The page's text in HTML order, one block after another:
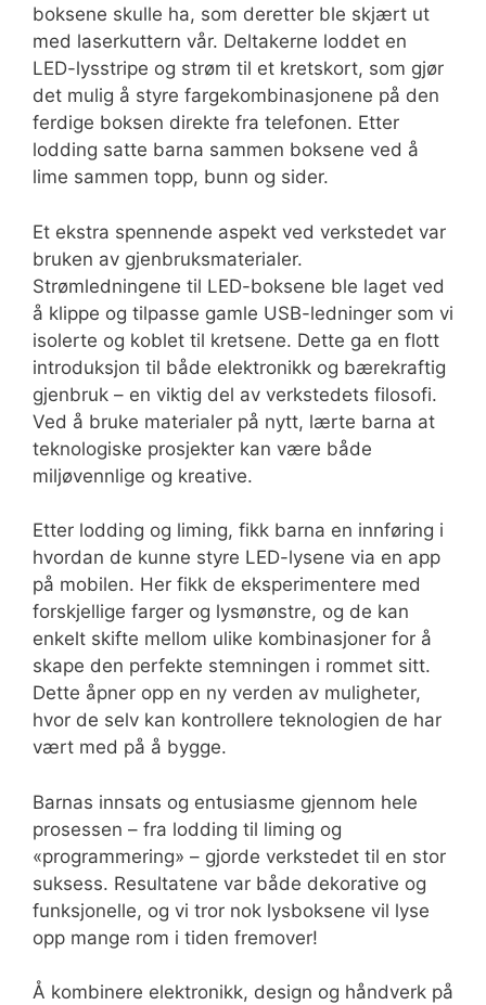
boksene skulle ha, som deretter ble skjært ut
med laserkuttern vår. Deltakerne loddet en
LED-lysstripe og strøm til et kretskort, som gjør
det mulig å styre fargekombinasjonene på den
ferdige boksen direkte fra telefonen. Etter
lodding satte barna sammen boksene ved å
lime sammen topp, bunn og sider.
Et ekstra spennende aspekt ved verkstedet var
bruken av gjenbruksmaterialer.
Strømledningene til LED-boksene ble laget ved
å klippe og tilpasse gamle USB-ledninger som vi
isolerte og koblet til kretsene. Dette ga en flott
introduksjon til både elektronikk og bærekraftig
gjenbruk – en viktig del av verkstedets filosofi.
Ved å bruke materialer på nytt, lærte barna at
teknologiske prosjekter kan være både
miljøvennlige og kreative.
Etter lodding og liming, fikk barna en innføring i
hvordan de kunne styre LED-lysene via en app
på mobilen. Her fikk de eksperimentere med
forskjellige farger og lysmønstre, og de kan
enkelt skifte mellom ulike kombinasjoner for å
skape den perfekte stemningen i rommet sitt.
Dette åpner opp en ny verden av muligheter,
hvor de selv kan kontrollere teknologien de har
vært med på å bygge.
Barnas innsats og entusiasme gjennom hele
prosessen – fra lodding til liming og
«programmering» – gjorde verkstedet til en stor
suksess. Resultatene var både dekorative og
funksjonelle, og vi tror nok lysboksene vil lyse
opp mange rom i tiden fremover!
Å kombinere elektronikk, design og håndverk på